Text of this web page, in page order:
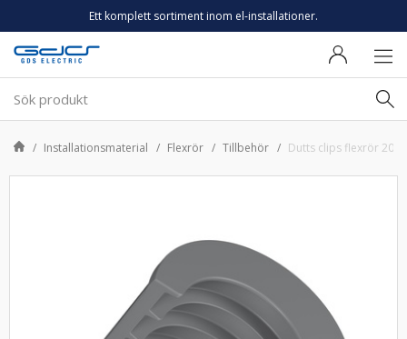
Ett komplett sortiment inom el-installationer.
Installationsmaterial Flexrör Tillbehör Dutts clips flexrör